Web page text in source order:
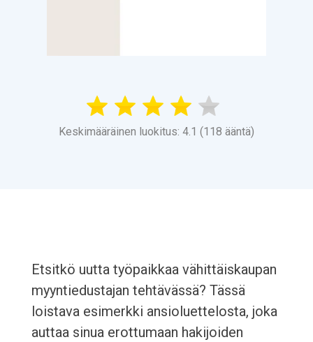
Keskimääräinen luokitus: 4.1 (118 ääntä)
Etsitkö uutta työpaikkaa vähittäiskaupan
myyntiedustajan tehtävässä? Tässä
loistava esimerkki ansioluettelosta, joka
auttaa sinua erottumaan hakijoiden